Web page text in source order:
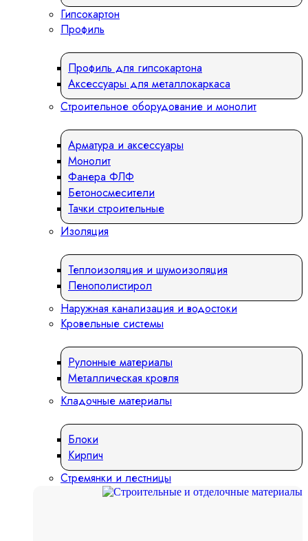
Гипсокартон
Профиль
Профиль для гипсокартона
Аксессуары для металлокаркаса
Строительное оборудование и монолит
Арматура и аксессуары
Монолит
Фанера ФЛФ
Бетоносмесители
Тачки строительные
Изоляция
Теплоизоляция и шумоизоляция
Пенополистирол
Наружная канализация и водостоки
Кровельные системы
Рулонные материалы
Металлическая кровля
Кладочные материалы
Блоки
Кирпич
Стремянки и лестницы